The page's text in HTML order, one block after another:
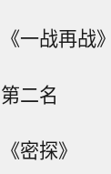
《一战再战》
第二名
《密探》